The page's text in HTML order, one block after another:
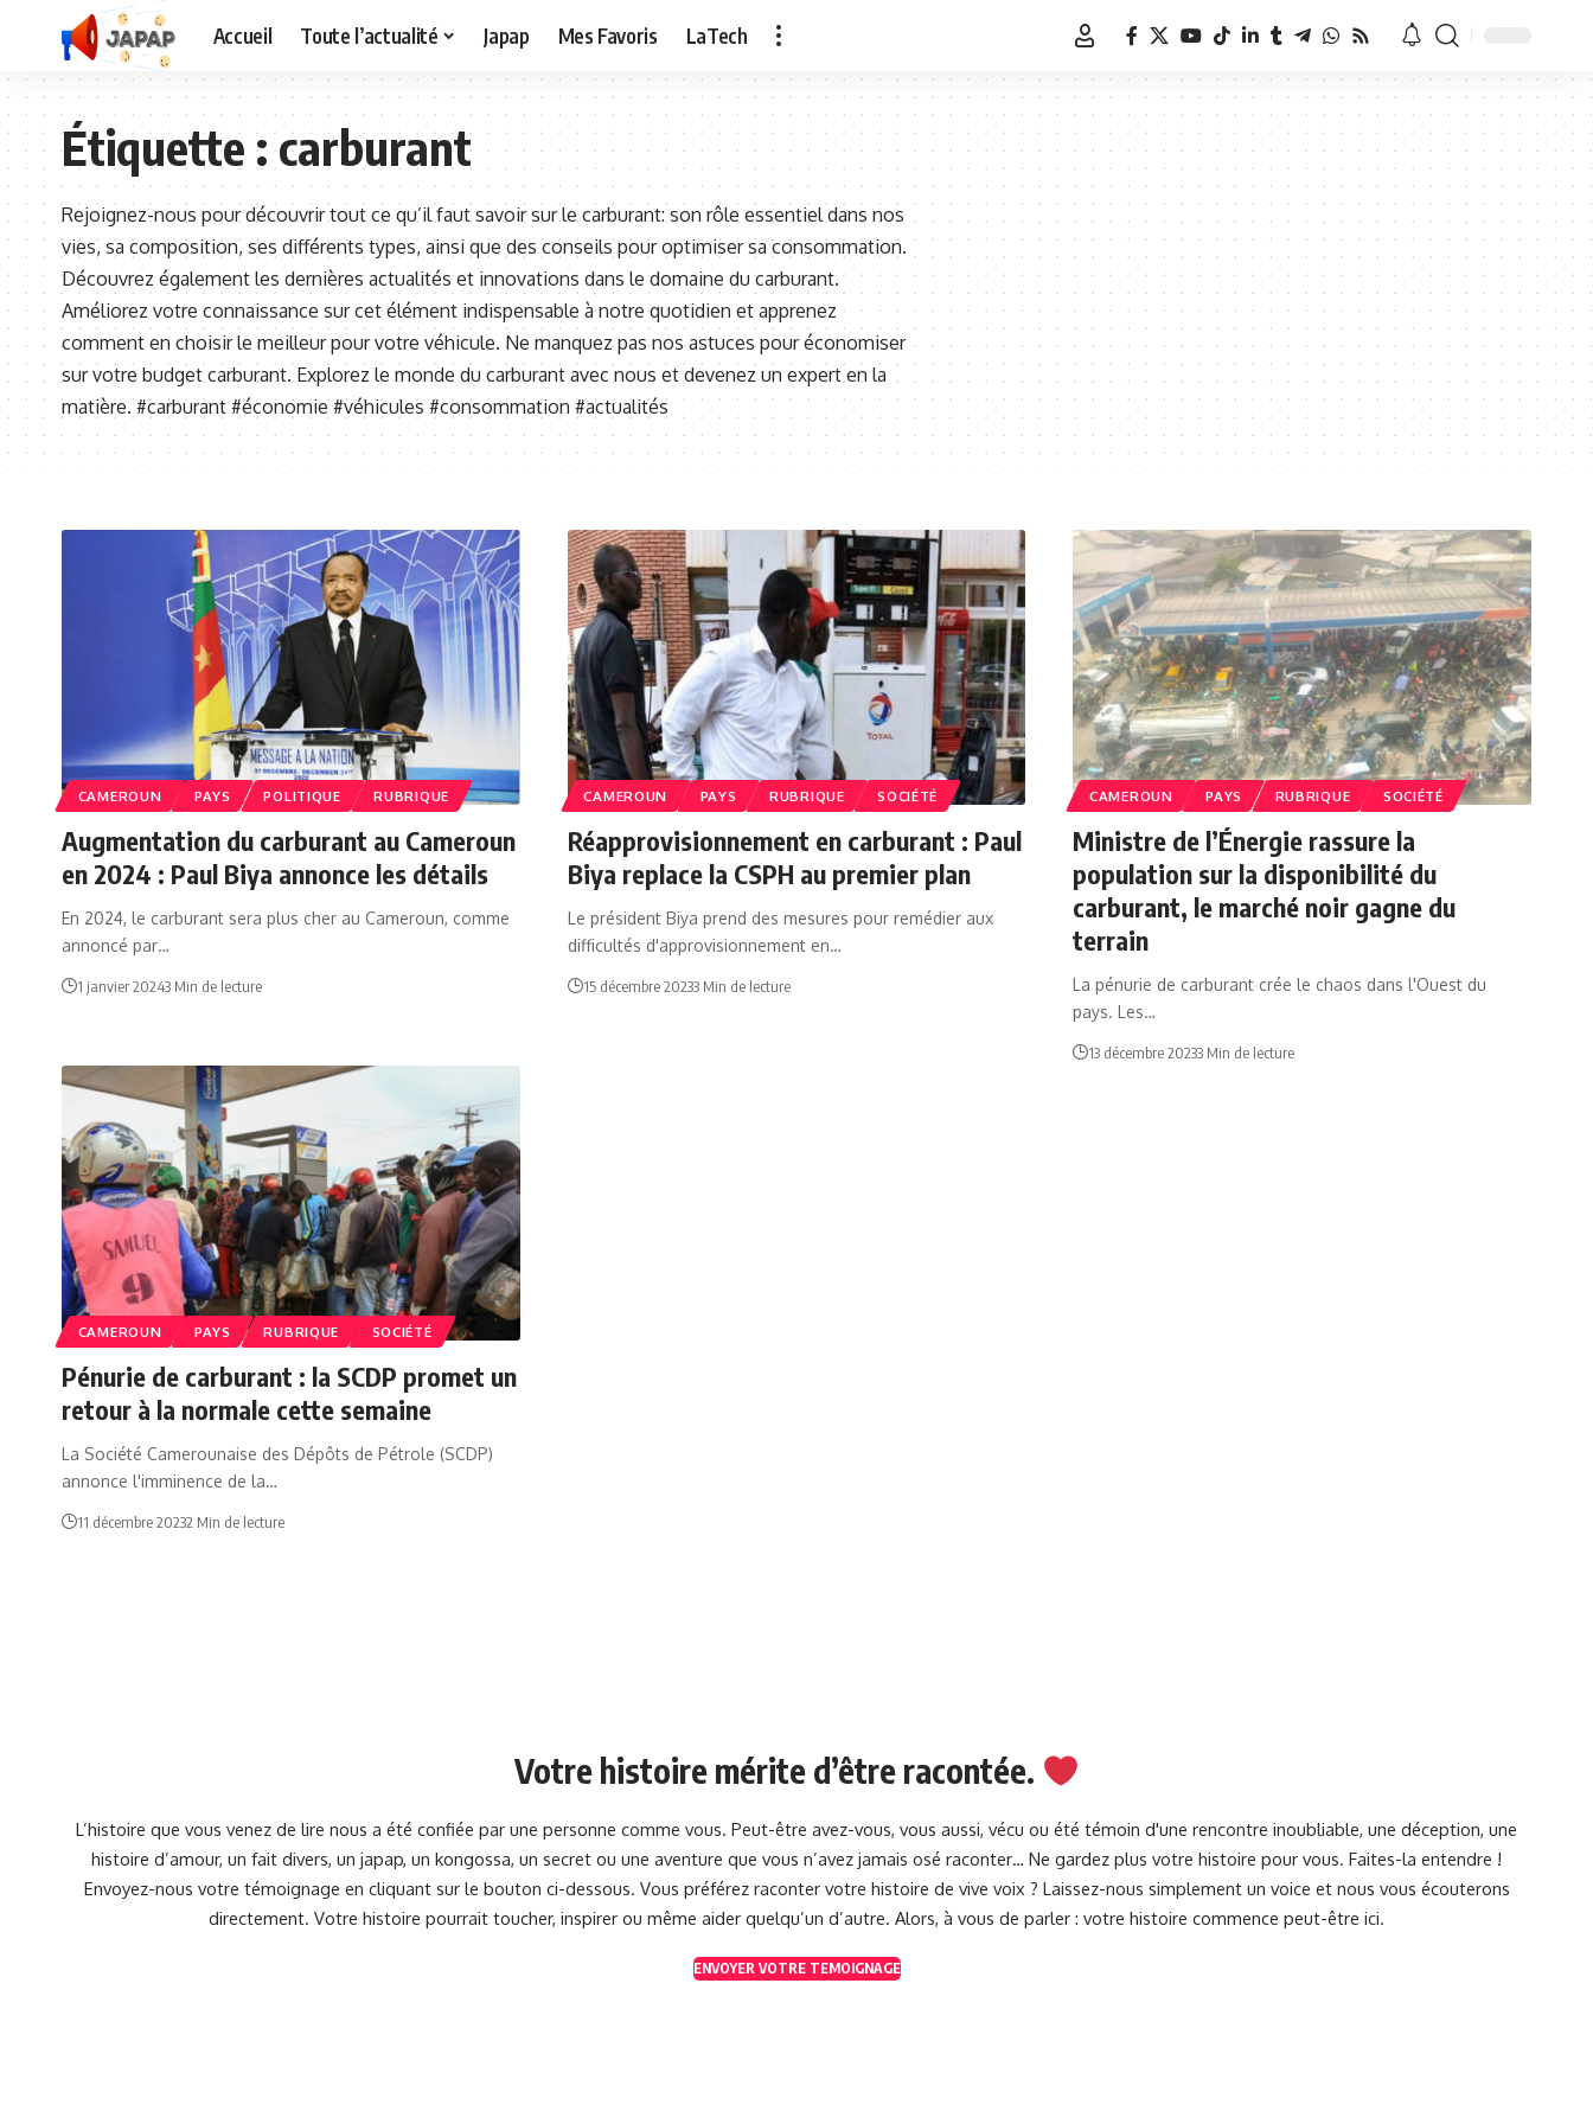
Accueil Toute l’actualité Japap Mes Favoris LaTech
Étiquette :carburant
Rejoignez-nous pour découvrir tout ce qu’il faut savoir sur le carburant: son rôle essentiel dans nos
vies, sa composition, ses différents types, ainsi que des conseils pour optimiser sa consommation.
Découvrez également les dernières actualités et innovations dans le domaine du carburant.
Améliorez votre connaissance sur cet élément indispensable à notre quotidien et apprenez
comment en choisir le meilleur pour votre véhicule. Ne manquez pas nos astuces pour économiser
sur votre budget carburant. Explorez le monde du carburant avec nous et devenez un expert en la
matière. #carburant #économie #véhicules #consommation #actualités
CAMEROUN PAYS POLITIQUE RUBRIQUE
Augmentation du carburant au Cameroun
en 2024 : Paul Biya annonce les détails
En 2024, le carburant sera plus cher au Cameroun, comme
annoncé par…
1 janvier 20243 Min de lecture
CAMEROUN PAYS RUBRIQUE SOCIÉTÉ
Réapprovisionnement en carburant : Paul
Biya replace la CSPH au premier plan
Le président Biya prend des mesures pour remédier aux
difficultés d'approvisionnement en…
15 décembre 20233 Min de lecture
CAMEROUN PAYS RUBRIQUE SOCIÉTÉ
Ministre de l’Énergie rassure la
population sur la disponibilité du
carburant, le marché noir gagne du
terrain
La pénurie de carburant crée le chaos dans l'Ouest du
pays. Les…
13 décembre 20233 Min de lecture
CAMEROUN PAYS RUBRIQUE SOCIÉTÉ
Pénurie de carburant : la SCDP promet un
retour à la normale cette semaine
La Société Camerounaise des Dépôts de Pétrole (SCDP)
annonce l'imminence de la…
11 décembre 20232 Min de lecture
Votre histoire mérite d’être racontée.
L’histoire que vous venez de lire nous a été confiée par une personne comme vous. Peut-être avez-vous, vous aussi, vécu ou été témoin d'une rencontre inoubliable, une déception, une
histoire d’amour, un fait divers, un japap, un kongossa, un secret ou une aventure que vous n’avez jamais osé raconter… Ne gardez plus votre histoire pour vous. Faites-la entendre !
Envoyez-nous votre témoignage en cliquant sur le bouton ci-dessous. Vous préférez raconter votre histoire de vive voix ? Laissez-nous simplement un voice et nous vous écouterons
directement. Votre histoire pourrait toucher, inspirer ou même aider quelqu’un d’autre. Alors, à vous de parler : votre histoire commence peut-être ici.
ENVOYER VOTRE TEMOIGNAGE